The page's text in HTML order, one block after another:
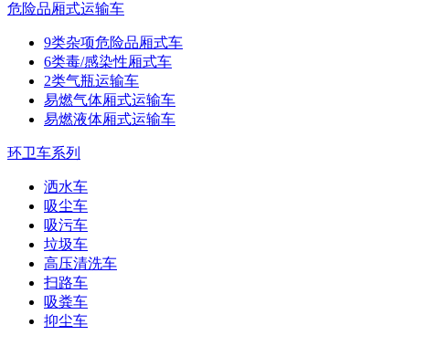
危险品厢式运输车
9类杂项危险品厢式车
6类毒/感染性厢式车
2类气瓶运输车
易燃气体厢式运输车
易燃液体厢式运输车
环卫车系列
洒水车
吸尘车
吸污车
垃圾车
高压清洗车
扫路车
吸粪车
抑尘车